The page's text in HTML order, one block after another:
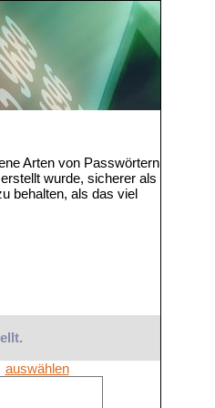
Arten von Passwörtern
wurde, sicherer als
behalten, als das viel
auswählen